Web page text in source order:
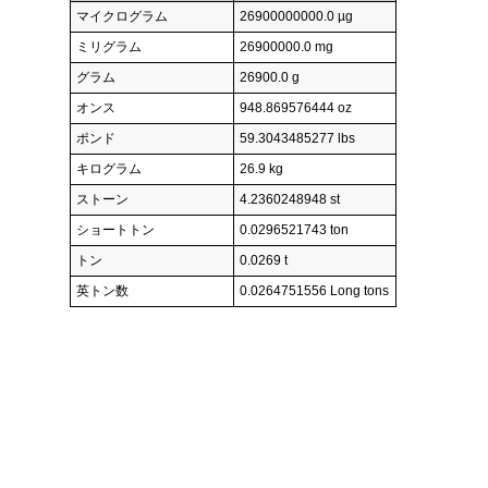
マイクログラム
26900000000.0 µg
ミリグラム
26900000.0 mg
グラム
26900.0 g
オンス
948.869576444 oz
ポンド
59.3043485277 lbs
キログラム
26.9 kg
ストーン
4.2360248948 st
ショートトン
0.0296521743 ton
トン
0.0269 t
英トン数
0.0264751556 Long tons